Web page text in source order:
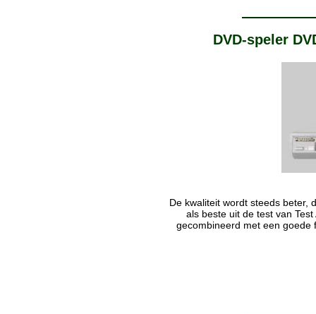
DVD-speler
De kwaliteit wordt steeds beter,
als beste uit de test van
gecombineerd met een goede